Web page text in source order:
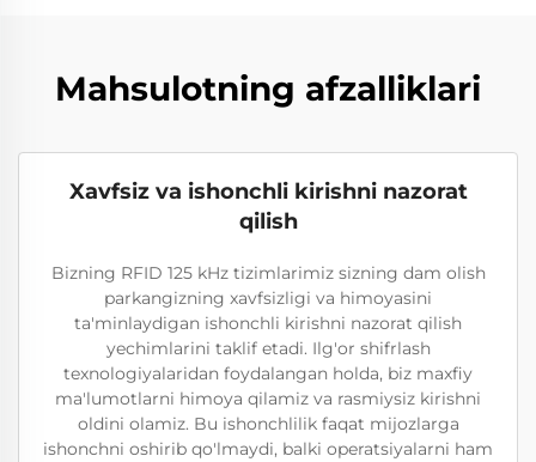
Mahsulotning afzalliklari
Xavfsiz va ishonchli kirishni nazorat
qilish
Bizning RFID 125 kHz tizimlarimiz sizning dam olish
parkangizning xavfsizligi va himoyasini
ta'minlaydigan ishonchli kirishni nazorat qilish
yechimlarini taklif etadi. Ilg'or shifrlash
texnologiyalaridan foydalangan holda, biz maxfiy
ma'lumotlarni himoya qilamiz va rasmiysiz kirishni
oldini olamiz. Bu ishonchlilik faqat mijozlarga
ishonchni oshirib qo'lmaydi, balki operatsiyalarni ham